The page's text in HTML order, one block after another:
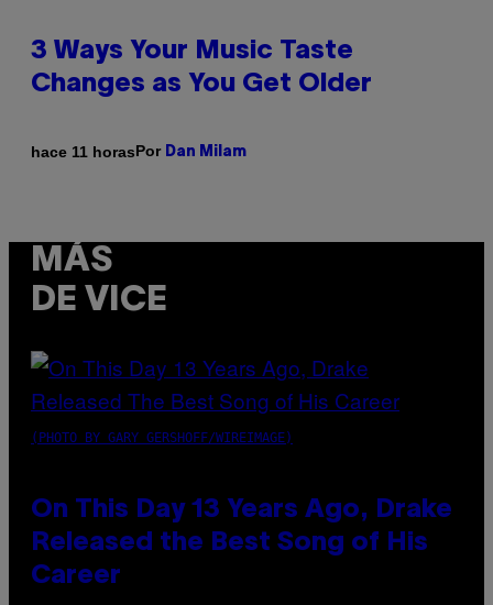
3 Ways Your Music Taste
Changes as You Get Older
hace 11 horasPor Dan Milam
MÁS
DE VICE
(PHOTO BY GARY GERSHOFF/WIREIMAGE)
On This Day 13 Years Ago, Drake
Released the Best Song of His
Career